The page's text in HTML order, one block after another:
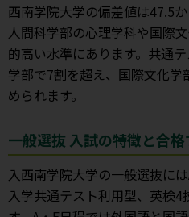
西南学院大学の偏差値は47.5
人間科学部の心理学科や国際
的高い水準にあります。共通
学部で7割を超え、国際文化
められます。
一般選抜 入試の特徴と合
入西南学院大学の一般選抜に
入学共通テスト利用型、英検